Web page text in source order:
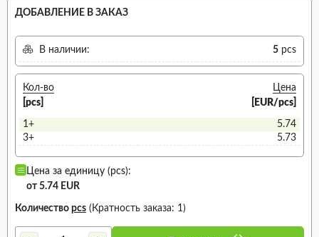
ДОБАВЛЕНИЕ В ЗАКАЗ
В наличии: 5 pcs
Кол-во
[pcs]
Цена
[EUR/pcs]
1+
5.74
3+
5.73
Цена за единицу (pcs):
от 5.74 EUR
Количество pcs (Кратность заказа: 1)